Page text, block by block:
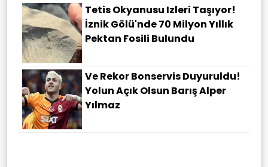
Tetis Okyanusu Izleri Taşıyor!
İznik Gölü'nde 70 Milyon Yıllık
Pektan Fosili Bulundu
Ve Rekor Bonservis Duyuruldu!
Yolun Açık Olsun Barış Alper
Yılmaz